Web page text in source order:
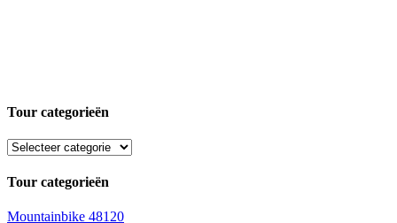
Tour categorieën
Tour categorieën
Mountainbike 48120